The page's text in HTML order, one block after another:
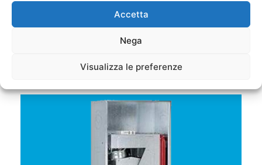
Accetta
Nega
Visualizza le preferenze